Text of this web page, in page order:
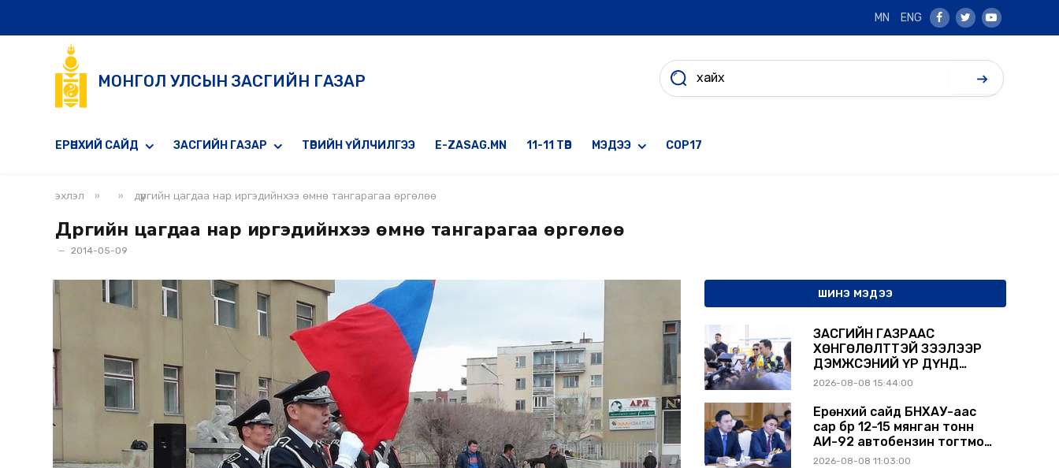
MN ENG
Facebook
TwitterYoutube
МОНГОЛ УЛСЫН ЗАСГИЙН ГАЗАР
ЕРӨНХИЙ САЙД ЗАСГИЙН ГАЗАР ТӨРИЙН ҮЙЛЧИЛГЭЭ E-ZASAG.MN 11-11 ТӨВ МЭДЭЭ COP17
эхлэл » » дүүргийн цагдаа нар иргэдийнхээ өмнө тангарагаа өргөлөө
Дүүргийн цагдаа нар иргэдийнхээ өмнө тангарагаа өргөлөө
2014-05-09
ШИНЭ МЭДЭЭ
ЗАСГИЙН ГАЗРААС
ХӨНГӨЛӨЛТТЭЙ ЗЭЭЛЭЭР
ДЭМЖСЭНИЙ ҮР ДҮНД
ШАТАХУУН ХАДГАЛАХ
АШИГЛАЛТАД ОРЖ БАЙНА
2026-08-08 15:44:00
Ерөнхий сайд БНХАУ-аас
сар бүр 12-15 мянган тонн
АИ-92 автобензин тогтмол
нийлүүлэх хүсэлт тавилаа
2026-08-08 11:03:00